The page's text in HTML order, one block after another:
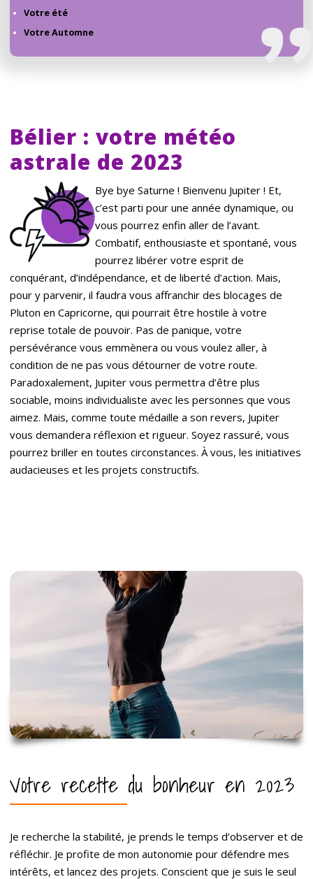
Votre été
Votre Automne
Bélier : votre météo
astrale de 2023
Bye bye Saturne ! Bienvenu Jupiter ! Et,
c’est parti pour une année dynamique, ou
vous pourrez enfin aller de l’avant.
Combatif, enthousiaste et spontané, vous
pourrez libérer votre esprit de
conquérant, d’indépendance, et de liberté d’action. Mais,
pour y parvenir, il faudra vous affranchir des blocages de
Pluton en Capricorne, qui pourrait être hostile à votre
reprise totale de pouvoir. Pas de panique, votre
persévérance vous emmènera ou vous voulez aller, à
condition de ne pas vous détourner de votre route.
Paradoxalement, Jupiter vous permettra d’être plus
sociable, moins individualiste avec les personnes que vous
aimez. Mais, comme toute médaille a son revers, Jupiter
vous demandera réflexion et rigueur. Soyez rassuré, vous
pourrez briller en toutes circonstances. À vous, les initiatives
audacieuses et les projets constructifs.
Votre recette du bonheur en 2023
Je recherche la stabilité, je prends le temps d’observer et de
réfléchir. Je profite de mon autonomie pour défendre mes
intérêts, et lancez des projets. Conscient que je suis le seul